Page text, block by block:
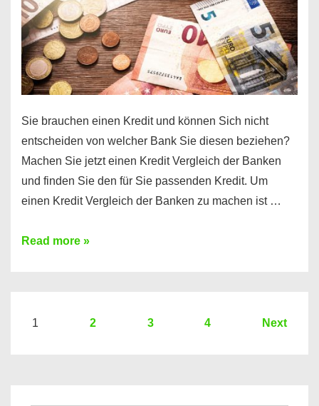
Kredit
finden
Sie brauchen einen Kredit und können Sich nicht
entscheiden von welcher Bank Sie diesen beziehen?
Machen Sie jetzt einen Kredit Vergleich der Banken
und finden Sie den für Sie passenden Kredit. Um
einen Kredit Vergleich der Banken zu machen ist …
Sie
Hier
Read more »
Seitennummerierung
1 2 3 4 Next